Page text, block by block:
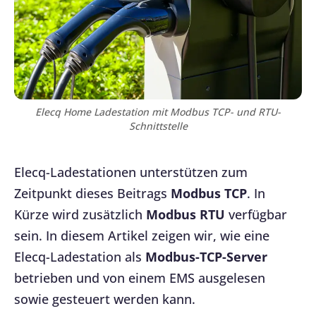
Elecq Home Ladestation mit Modbus TCP- und RTU-
Schnittstelle
Elecq-Ladestationen unterstützen zum
Zeitpunkt dieses Beitrags Modbus TCP. In
Kürze wird zusätzlich Modbus RTU verfügbar
sein. In diesem Artikel zeigen wir, wie eine
Elecq-Ladestation als Modbus-TCP-Server
betrieben und von einem EMS ausgelesen
sowie gesteuert werden kann.